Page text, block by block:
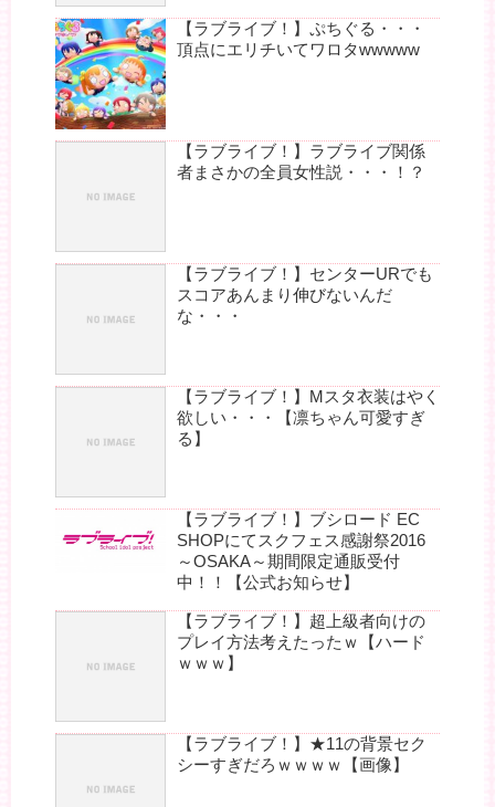
【ラブライブ！】ぷちぐる・・・
頂点にエリチいてワロタwwwww
【ラブライブ！】ラブライブ関係
者まさかの全員女性説・・・！？
【ラブライブ！】センターURでも
スコアあんまり伸びないんだ
な・・・
【ラブライブ！】Mスタ衣装はやく
欲しい・・・【凛ちゃん可愛すぎ
る】
【ラブライブ！】ブシロード EC
SHOPにてスクフェス感謝祭2016
～OSAKA～期間限定通販受付
中！！【公式お知らせ】
【ラブライブ！】超上級者向けの
プレイ方法考えたったｗ【ハード
ｗｗｗ】
【ラブライブ！】★11の背景セク
シーすぎだろｗｗｗｗ【画像】